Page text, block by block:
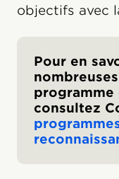
objectifs avec
Pour en
programme
consultez